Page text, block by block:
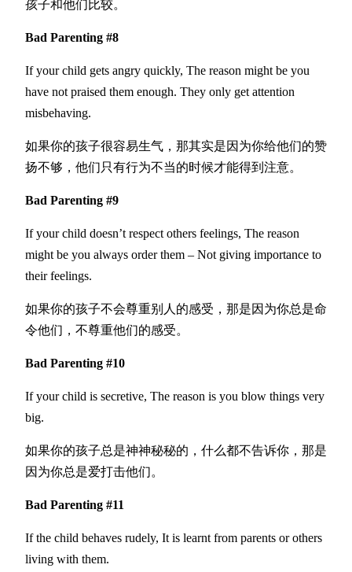
孩子和他们比较。
Bad Parenting #8
If your child gets angry quickly, The reason might be you
have not praised them enough. They only get attention
misbehaving.
如果你的孩子很容易生气，那其实是因为你给他们的赞
扬不够，他们只有行为不当的时候才能得到注意。
Bad Parenting #9
If your child doesn’t respect others feelings, The reason
might be you always order them – Not giving importance to
their feelings.
如果你的孩子不会尊重别人的感受，那是因为你总是命
令他们，不尊重他们的感受。
Bad Parenting #10
If your child is secretive, The reason is you blow things very
big.
如果你的孩子总是神神秘秘的，什么都不告诉你，那是
因为你总是爱打击他们。
Bad Parenting #11
If the child behaves rudely, It is learnt from parents or others
living with them.